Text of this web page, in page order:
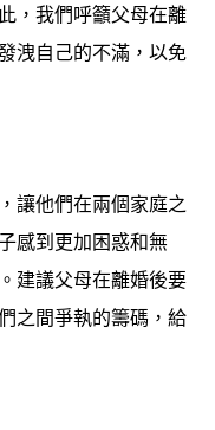
，我們呼籲父母在離
洩自己的不滿，以免
讓他們在兩個家庭之
感到更加困惑和無
建議父母在離婚後要
之間爭執的籌碼，給